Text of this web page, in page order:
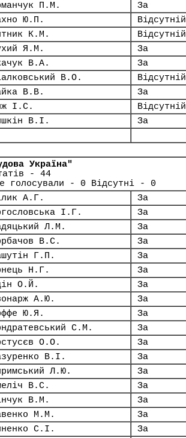
П.М.
За
Ю.П.
Відсутній
К.М.
Відсутній
Я.М.
За
В.А.
За
В.О.
Відсутній
В.В.
За
І.С.
Відсутній
В.І.
За
Україна"
- 44
- 0 Відсутні - 0
А.Г.
За
І.Г.
За
Л.М.
За
В.С.
За
Г.П.
За
Н.Г.
За
О.Й.
За
А.Ю.
За
Ю.Я.
За
С.М.
За
О.О.
За
В.І.
За
Л.Ю.
За
В.С.
За
В.М.
За
М.М.
За
С.І.
За